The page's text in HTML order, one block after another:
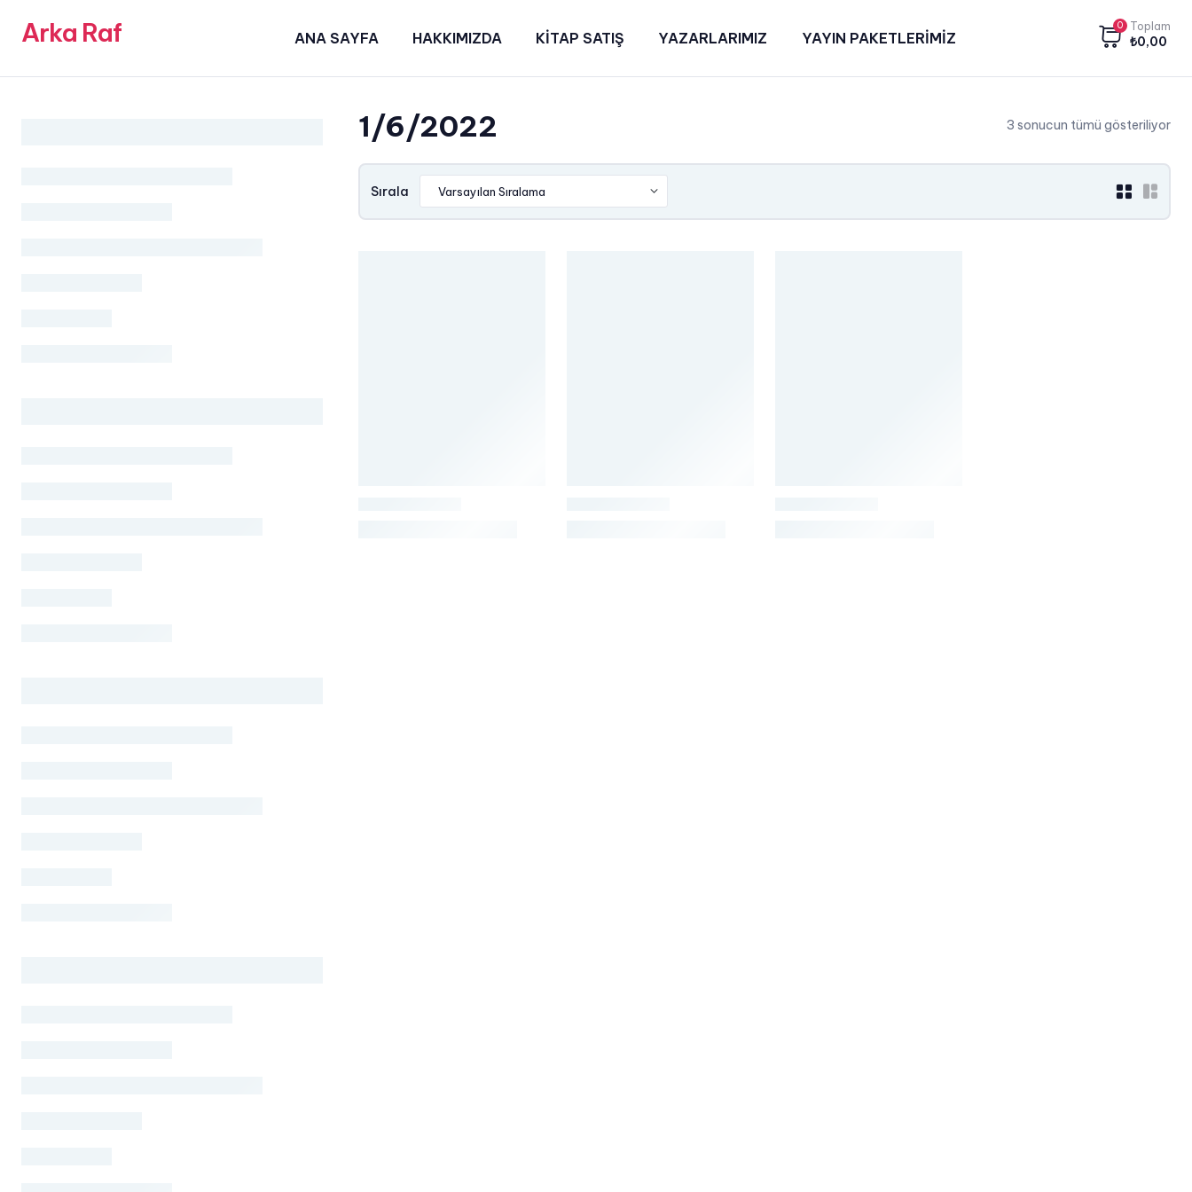
Arka Raf ANA SAYFA HAKKIMIZDA KİTAP SATIŞ YAZARLARIMIZ YAYIN PAKETLERİMİZ
0 Toplam
₺0,00
1/6/2022 3 sonucun tümü gösteriliyor
grid
Sırala